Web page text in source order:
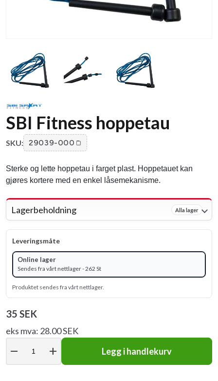
SBI Fitness hoppetau
SKU: 29039-000
Sterke og lette hoppetau i farget plast. Hoppetauet kan
gjøres kortere med en enkel låsemekanisme.
Lagerbeholdning Alla lager
Leveringsmåte
Online lager
Sendes fra vårt nettlager - 262 St
Produktet sendes fra vårt nettlager.
35 SEK
eks mva: 28.00 SEK
remove add Legg i handlekurv